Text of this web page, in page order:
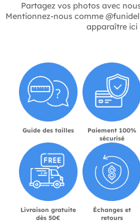
Partagez vos photos avec
Mentionnez-nous comme
apparaître ici
Guide des tailles
Paiement 100%
sécurisé
Livraison gratuite
dès 50€
Échanges et
retours